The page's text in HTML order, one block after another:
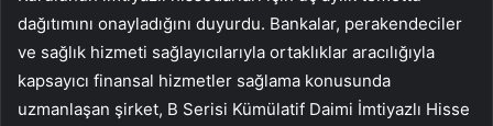
dağıtımını onayladığını duyurdu. Bankalar, perakendeciler
ve sağlık hizmeti sağlayıcılarıyla ortaklıklar aracılığıyla
kapsayıcı finansal hizmetler sağlama konusunda
uzmanlaşan şirket, B Serisi Kümülatif Daimi İmtiyazlı Hisse